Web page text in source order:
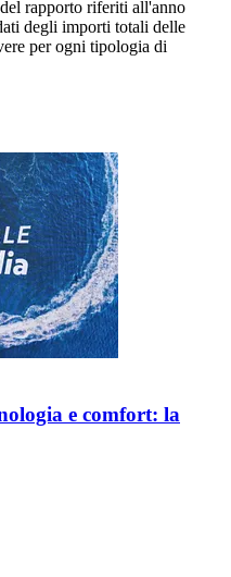
rapporto riferiti all'anno
degli importi totali delle
per ogni tipologia di
e comfort: la